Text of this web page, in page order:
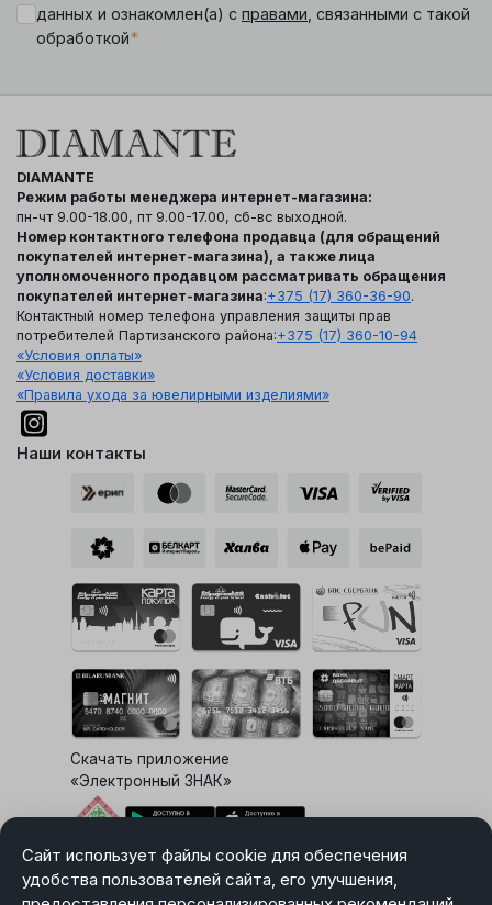
Сайт использует файлы cookie для обеспечения
удобства пользователей сайта, его улучшения,
данных и ознакомлен(а) с правами , связанными с такой
обработкой*
DIAMANTE
Режим работы менеджера интернет-магазина:
пн-чт 9.00-18.00, пт 9.00-17.00, сб-вс выходной.
Номер контактного телефона продавца (для обращений
покупателей интернет-магазина), а также лица
уполномоченного продавцом рассматривать обращения
покупателей интернет-магазина:+375 (17) 360-36-90.
Контактный номер телефона управления защиты прав
потребителей Партизанского района:+375 (17) 360-10-94
«Условия оплаты»
«Условия доставки»
«Правила ухода за ювелирными изделиями»
Наши контакты
Скачать приложение
«Электронный ЗНАК»
Выбор настроек Cookie